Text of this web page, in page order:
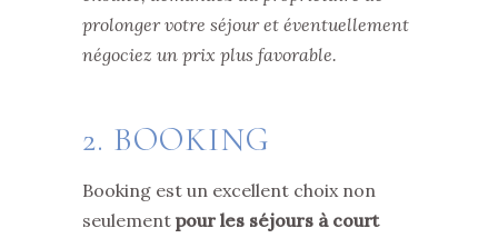
prolonger votre séjour et éventuellement
négociez un prix plus favorable.
2. BOOKING
Booking est un excellent choix non
seulement pour les séjours à court